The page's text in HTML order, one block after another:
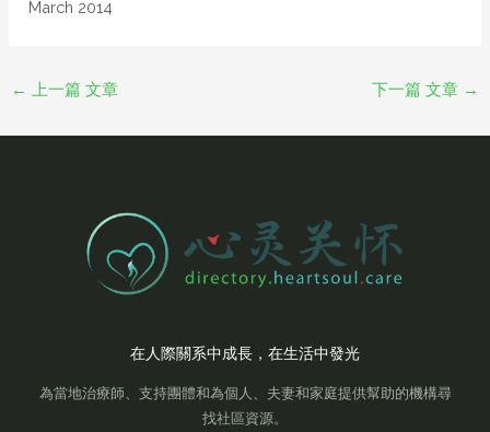
March 2014
← 上一篇 文章 下一篇 文章 →
在人際關系中成長，在生活中發光
為當地治療師、支持團體和為個人、夫妻和家庭提供幫助的機構尋
找社區資源。